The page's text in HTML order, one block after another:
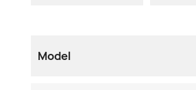
Model